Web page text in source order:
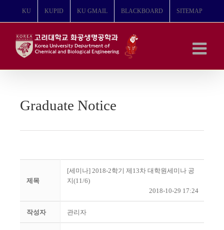
뛰
KU KUPID KU GMAIL BLACKBOARD SITEMAP
Graduate Notice
제목
[세미나] 2018-2학기 제13차 대학원세미나 공
지(11/6)
2018-10-29 17:24
작성자 관리자